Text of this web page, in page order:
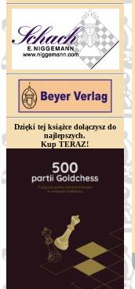
Dzięki tej książce dołączysz do
najlepszych.
Kup TERAZ!